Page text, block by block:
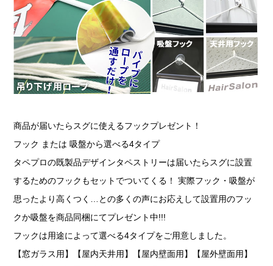
商品が届いたらスグに使えるフックプレゼント！
フック または 吸盤から選べる4タイプ
タペプロの既製品デザインタペストリーは届いたらスグに設置
するためのフックもセットでついてくる！ 実際フック・吸盤が
思ったより高くつく…との多くの声にお応えして設置用のフッ
クか吸盤を商品同梱にてプレゼント中!!!
フックは用途によって選べる4タイプをご用意しました。
【窓ガラス用】【屋内天井用】【屋内壁面用】【屋外壁面用】